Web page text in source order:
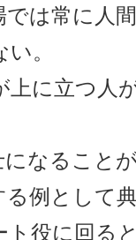
は常に人
。
上に立つ人
なること
例として
役に回る